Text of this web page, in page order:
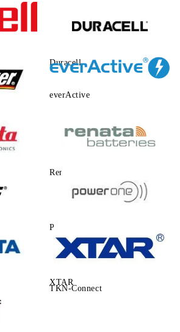
Duracell
everActive
Renata
Power One
XTAR
TKN-Connect